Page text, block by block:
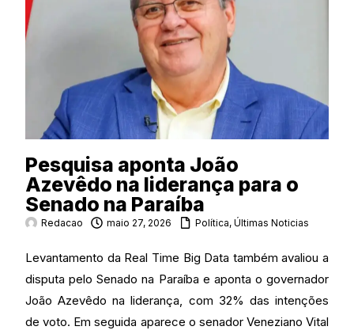
Pesquisa aponta João
Azevêdo na liderança para o
Senado na Paraíba
Redacao maio 27, 2026 Política,Últimas Noticias
Levantamento da Real Time Big Data também avaliou a
disputa pelo Senado na Paraíba e aponta o governador
João Azevêdo na liderança, com 32% das intenções
de voto. Em seguida aparece o senador Veneziano Vital